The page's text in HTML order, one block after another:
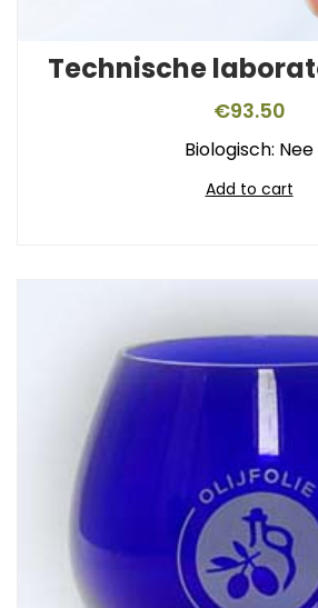
Technische
€93.50
Biologisch: Nee
Add to cart